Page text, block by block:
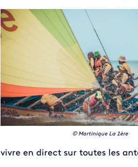
© Martinique La 1ère
vivre en direct sur toutes les